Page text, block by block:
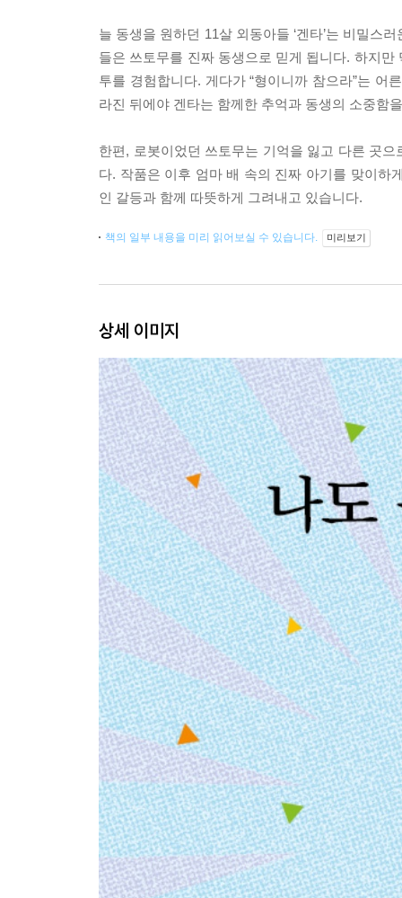
늘 동생을 원하던 11살 외동아들 ‘겐타’는 비밀스
들은 쓰토무를 진짜 동생으로 믿게 됩니다. 하지
투를 경험합니다. 게다가 “형이니까 참으라”는
라진 뒤에야 겐타는 함께한 추억과 동생의 소중함
한편, 로봇이었던 쓰토무는 기억을 잃고 다른 곳
다. 작품은 이후 엄마 배 속의 진짜 아기를 맞이하
인 갈등과 함께 따뜻하게 그려내고 있습니다.
책의 일부 내용을 미리 읽어보실 수 있습니다. 미리보기
상세 이미지